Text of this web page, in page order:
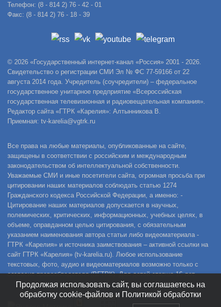
Телефон: (8 - 814 2) 76 - 42 - 01
Факс: (8 - 814 2) 76 - 18 - 39
© 2026 «Государственный интернет-канал «Россия» 2001 - 2026.
Свидетельство о регистрации СМИ Эл № ФС 77-59166 от 22
августа 2014 года. Учредитель (соучредители) – федеральное
государственное унитарное предприятие «Всероссийская
государственная телевизионная и радиовещательная компания».
Редактор сайта «ГТРК «Карелия»: Алтынникова В.
Приемная: tv-karelia@vgtrk.ru
Все права на любые материалы, опубликованные на сайте,
защищены в соответствии с российским и международным
законодательством об интеллектуальной собственности.
Уважаемые СМИ и иные посетители сайта, огромная просьба при
цитировании наших материалов соблюдать статью 1274
Гражданского кодекса Российской Федерации, а именно: -
Цитирование наших материалов допускается в научных,
полемических, критических, информационных, учебных целях, в
объеме, оправданном целью цитирования, с обязательным
указанием наименования автора статьи либо видеоматериала -
ГТРК «Карелия» и источника заимствования – активной ссылки на
сайт ГТРК «Карелия» (tv-karelia.ru). Любое использование
текстовых, фото, аудио и видеоматериалов возможно только с
согласия правообладателя (ВГТРК). Для детей старше 16 лет.
Продолжая использовать сайт, вы соглашаетесь на
обработку cookie-файлов и Политикой обработки